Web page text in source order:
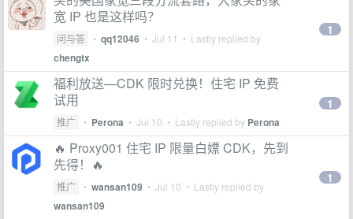
宽 IP 也是这样吗？
问与答 • qq12046 • Jul 11 • Lastly replied by
chengtx
1
福利放送—CDK 限时兑换！住宅 IP 免费
试用
推广 • Perona • Jul 10 • Lastly replied by Perona
1
🔥 Proxy001 住宅 IP 限量白嫖 CDK，先到
先得！🔥
推广 • wansan109 • Jul 10 • Lastly replied by
wansan109
1